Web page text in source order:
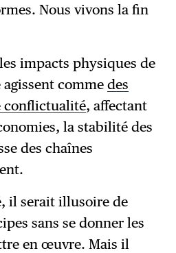
Nous vivons la fin
impacts physiques de
commedes
conflictualité, affectant
la stabilité des
des chaînes
il serait illusoire de
sans se donner les
en œuvre. Mais il